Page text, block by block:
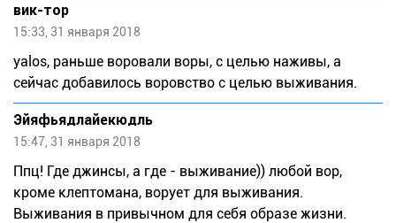
вик-тор
15:33, 31 января 2018
yalos, раньше воровали воры, с целью наживы, а
сейчас добавилось воровство с целью выживания.
Эйяфьядлайекюдль
15:47, 31 января 2018
Ппц! Где джинсы, а где - выживание)) любой вор,
кроме клептомана, ворует для выживания.
Выживания в привычном для себя образе жизни.